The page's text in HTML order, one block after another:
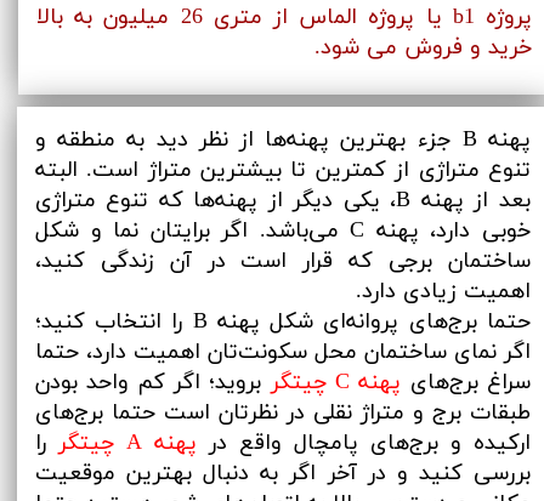
پروژه b1 یا پروژه الماس از متری 26 میلیون به بالا
خرید و فروش می شود.
پهنه B جزء بهترین پهنه‌ها از نظر دید به منطقه و
تنوع متراژی از کمترین تا بیشترین متراژ است. البته
بعد از پهنه B، یکی دیگر از پهنه‌ها که تنوع متراژی
خوبی دارد، پهنه C می‌باشد. اگر برایتان نما و شکل
ساختمان برجی که قرار است در آن زندگی کنید،
اهمیت زیادی دارد.
حتما برج‌های پروانه‌ای شکل پهنه B را انتخاب کنید؛
اگر نمای ساختمان محل سکونت‌تان اهمیت دارد، حتما
سراغ برج‌های پهنه C چیتگر
بروید؛ اگر کم واحد بودن
طبقات برج و متراژ نقلی در نظرتان است حتما برج‌های
ارکیده و برج‌های پامچال واقع در پهنه A چیتگر
را
بررسی کنید و در آخر اگر به دنبال بهترین موقعیت